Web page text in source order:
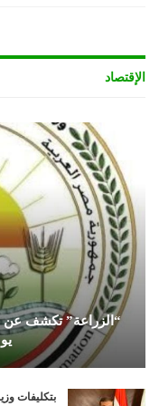
الإقتصاد
“الزراعة” تكشف عن
بتكليفات